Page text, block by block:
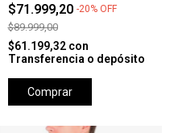
$71.999,20 -20% OFF
$89.999,00
$61.199,32 con
Transferencia o depósito
Comprar